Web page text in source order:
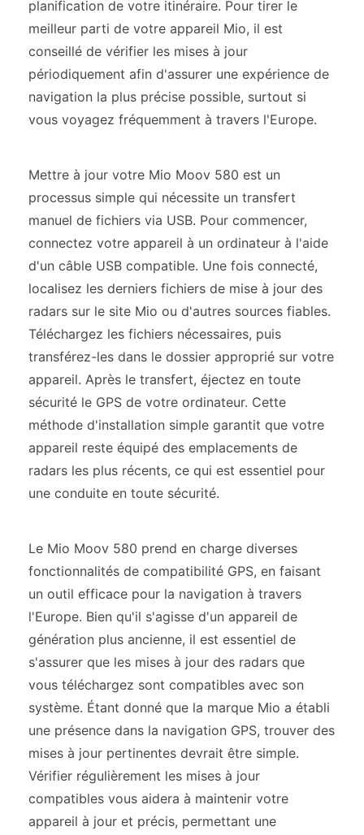
planification de votre itinéraire. Pour tirer le
meilleur parti de votre appareil Mio, il est
conseillé de vérifier les mises à jour
périodiquement afin d'assurer une expérience de
navigation la plus précise possible, surtout si
vous voyagez fréquemment à travers l'Europe.
Mettre à jour votre Mio Moov 580 est un
processus simple qui nécessite un transfert
manuel de fichiers via USB. Pour commencer,
connectez votre appareil à un ordinateur à l'aide
d'un câble USB compatible. Une fois connecté,
localisez les derniers fichiers de mise à jour des
radars sur le site Mio ou d'autres sources fiables.
Téléchargez les fichiers nécessaires, puis
transférez-les dans le dossier approprié sur votre
appareil. Après le transfert, éjectez en toute
sécurité le GPS de votre ordinateur. Cette
méthode d'installation simple garantit que votre
appareil reste équipé des emplacements de
radars les plus récents, ce qui est essentiel pour
une conduite en toute sécurité.
Le Mio Moov 580 prend en charge diverses
fonctionnalités de compatibilité GPS, en faisant
un outil efficace pour la navigation à travers
l'Europe. Bien qu'il s'agisse d'un appareil de
génération plus ancienne, il est essentiel de
s'assurer que les mises à jour des radars que
vous téléchargez sont compatibles avec son
système. Étant donné que la marque Mio a établi
une présence dans la navigation GPS, trouver des
mises à jour pertinentes devrait être simple.
Vérifier régulièrement les mises à jour
compatibles vous aidera à maintenir votre
appareil à jour et précis, permettant une